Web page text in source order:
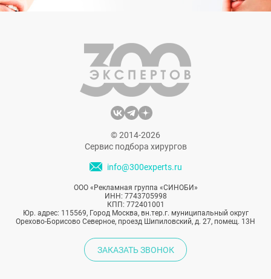
© 2014-2026
Сервис подбора хирургов
info@300experts.ru
ООО «Рекламная группа «СИНОБИ»
ИНН: 7743705998
КПП: 772401001
Юр. адрес: 115569, Город Москва, вн.тер.г. муниципальный округ
Орехово-Борисово Северное, проезд Шипиловский, д. 27, помещ. 13Н
ЗАКАЗАТЬ ЗВОНОК